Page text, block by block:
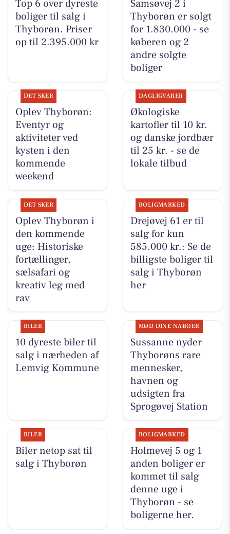
Top 6 over dyreste
boliger til salg i
Thyborøn. Priser
op til 2.395.000 kr
Samsøvej 2 i
Thyborøn er solgt
for 1.830.000 - se
køberen og 2
andre solgte
boliger
DET SKER
Oplev Thyborøn:
Eventyr og
aktiviteter ved
kysten i den
kommende
weekend
DAGLIGVARER
Økologiske
kartofler til 10 kr.
og danske jordbær
til 25 kr. - se de
lokale tilbud
DET SKER
Oplev Thyborøn i
den kommende
uge: Historiske
fortællinger,
sælsafari og
kreativ leg med
rav
BOLIGMARKED
Drejøvej 61 er til
salg for kun
585.000 kr.: Se de
billigste boliger til
salg i Thyborøn
her
BILER
10 dyreste biler til
salg i nærheden af
Lemvig Kommune
MØD DINE NABOER
Sussanne nyder
Thyborøns rare
mennesker,
havnen og
udsigten fra
Sprogøvej Station
BILER
Biler netop sat til
salg i Thyborøn
BOLIGMARKED
Holmevej 5 og 1
anden boliger er
kommet til salg
denne uge i
Thyborøn - se
boligerne her.